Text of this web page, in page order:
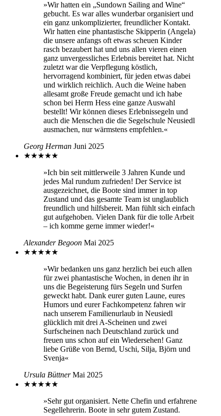
»Wir hatten ein „Sundown Sailing and Wine“
gebucht. Es war alles wunderbar organisiert und
ein ganz unkomplizierter, freundlicher Kontakt.
Wir hatten eine phantastische Skipperin (Angela)
die unsere anfangs oft etwas scheuen Kinder
rasch bezaubert hat und uns allen vieren einen
ganz unvergessliches Erlebnis bereitet hat. Nicht
zuletzt war die Verpflegung köstlich,
hervorragend kombiniert, für jeden etwas dabei
und wirklich reichlich. Auch die Weine haben
allesamt große Freude gemacht und ich habe
schon bei Herrn Hess eine ganze Auswahl
bestellt! Wir können dieses Erlebnissegeln und
auch die Menschen die die Segelschule Neusiedl
ausmachen, nur wärmstens empfehlen.«
Georg Herman Juni 2025
★★★★★
»Ich bin seit mittlerweile 3 Jahren Kunde und
jedes Mal rundum zufrieden! Der Service ist
ausgezeichnet, die Boote sind immer in top
Zustand und das gesamte Team ist unglaublich
freundlich und hilfsbereit. Man fühlt sich einfach
gut aufgehoben. Vielen Dank für die tolle Arbeit
– ich komme gerne immer wieder!«
Alexander Begoon Mai 2025
★★★★★
»Wir bedanken uns ganz herzlich bei euch allen
für zwei phantastische Wochen, in denen ihr in
uns die Begeisterung fürs Segeln und Surfen
geweckt habt. Dank eurer guten Laune, eures
Humors und eurer Fachkompetenz fahren wir
nach unserem Familienurlaub in Neusiedl
glücklich mit drei A-Scheinen und zwei
Surfscheinen nach Deutschland zurück und
freuen uns schon auf ein Wiedersehen! Ganz
liebe Grüße von Bernd, Uschi, Silja, Björn und
Svenja«
Ursula Büttner Mai 2025
★★★★★
»Sehr gut organisiert. Nette Chefin und erfahrene
Segellehrerin. Boote in sehr gutem Zustand.